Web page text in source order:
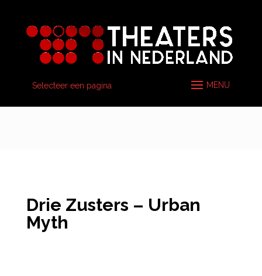
Selecteer een pagina
Drie Zusters – Urban
Myth